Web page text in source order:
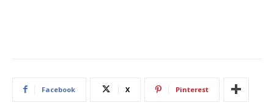
Facebook X Pinterest